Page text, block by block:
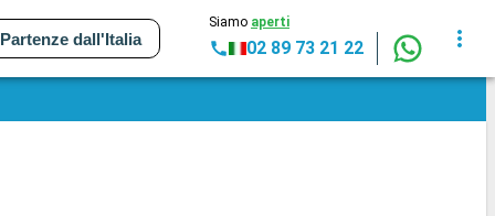
Partenze dall'Italia
Siamo aperti
02 89 73 21 22